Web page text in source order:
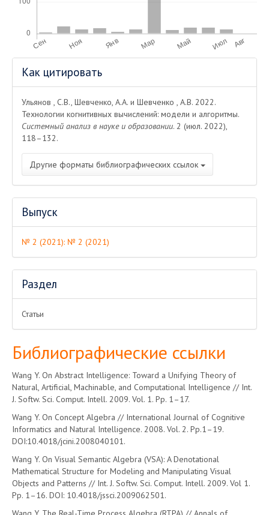
Информация
о статье
Как цитировать
Ульянов , С.В., Шевченко, А.А. и Шевченко , А.В. 2022.
Технологии когнитивных вычислений: модели и алгоритмы.
Системный анализ в науке и образовании. 2 (июл. 2022),
118–132.
Другие форматы библиографических ссылок
Выпуск
№ 2 (2021): № 2 (2021)
Раздел
Статьи
Библиографические ссылки
Wang Y. On Abstract Intelligence: Toward a Unifying Theory of
Natural, Artificial, Machinable, and Computational Intelligence // Int.
J. Softw. Sci. Comput. Intell. 2009. Vol. 1. Pp. 1–17.
Wang Y. On Concept Algebra // International Journal of Cognitive
Informatics and Natural Intelligence. 2008. Vol. 2. Pp.1–19.
DOI:10.4018/jcini.2008040101.
Wang Y. On Visual Semantic Algebra (VSA): A Denotational
Mathematical Structure for Modeling and Manipulating Visual
Objects and Patterns // Int. J. Softw. Sci. Comput. Intell. 2009. Vol 1.
Pp. 1–16. DOI: 10.4018/jssci.2009062501.